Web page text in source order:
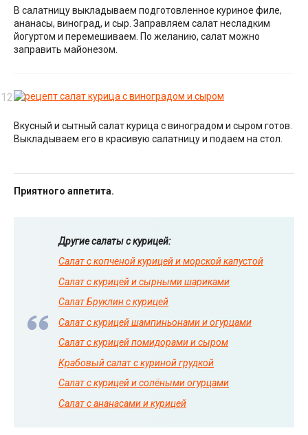
В салатницу выкладываем подготовленное куриное филе,
ананасы, виноград, и сыр. Заправляем салат несладким
йогуртом и перемешиваем. По желанию, салат можно
заправить майонезом.
Вкусный и сытный салат курица с виноградом и сыром готов.
Выкладываем его в красивую салатницу и подаем на стол.
Приятного аппетита.
Другие салаты с курицей:
Салат с копченой курицей и морской капустой
Салат с курицей и сырными шариками
Салат Бруклин с курицей
Салат с курицей шампиньонами и огурцами
Салат с курицей помидорами и сыром
Крабовый салат с куриной грудкой
Салат с курицей и солёными огурцами
Салат с ананасами и курицей